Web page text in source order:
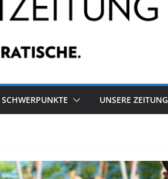
SCHWERPUNKTE UNSERE ZEITUNG